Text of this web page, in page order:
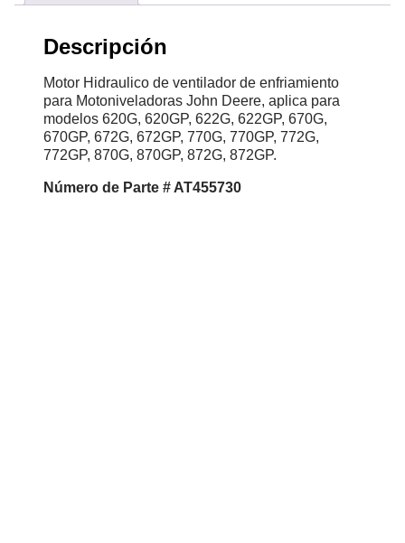
Descripción
Motor Hidraulico de ventilador de enfriamiento
para Motoniveladoras John Deere, aplica para
modelos 620G, 620GP, 622G, 622GP, 670G,
670GP, 672G, 672GP, 770G, 770GP, 772G,
772GP, 870G, 870GP, 872G, 872GP.
Número de Parte # AT455730